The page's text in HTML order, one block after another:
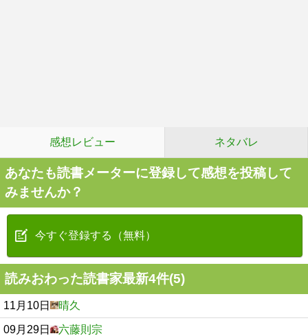
感想レビュー ネタバレ
あなたも読書メーターに登録して感想を投稿して
みませんか？
今すぐ登録する（無料）
読みおわった読書家最新4件(5)
11月10日 晴久
09月29日 六藤則宗